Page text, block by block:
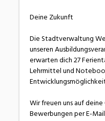
Deine Zukunft
Die Stadtverwaltung
unseren
erwarten dich 27
Lehrmittel und
Wir freuen uns auf
Bewerbungen per E-